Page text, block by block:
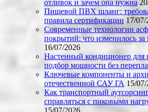
отливок и зачем она нужна
Пищевой ПВХ шланг:
правила сертификации 17/07/
Современные технологии
покрытий: что изменилось за
16/07/2026
Настенный кондиционер для
подбор мощности без
Ключевые компоненты и
отечественной САУ ГА 15/
Как транспортный
справляться с пиковыми
15/07/2026